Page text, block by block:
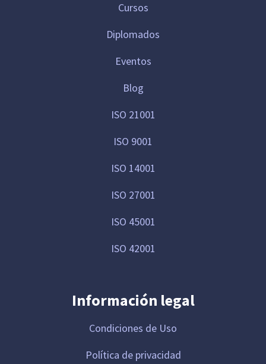
Cursos
Diplomados
Eventos
Blog
ISO 21001
ISO 9001
ISO 14001
ISO 27001
ISO 45001
ISO 42001
Información legal
Condiciones de Uso
Política de privacidad